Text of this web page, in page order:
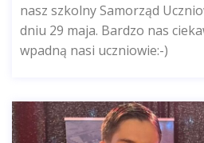
nasz szkolny Samorząd
dniu 29 maja. Bardzo nas
wpadną nasi uczniowie:-)